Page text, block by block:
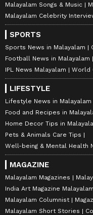
Malayalam Songs & Music
Malayalam Celebrity
SPORTS
Sports News in Malayalam
Football News in Malayalam
IPL News Malayalam
World
LIFESTYLE
Lifestyle News in Malayalam
Food and Recipes in
Home Decor Tips in
Pets & Animals Care Tips
Well-being & Mental Health
MAGAZINE
Malayalam Magazines
India Art Magazine Malayalam
Malayalam Columnist
Malayalam Short Stories